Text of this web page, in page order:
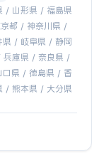
/ 山形県 / 福島県
都 / 神奈川県 /
/ 岐阜県 / 静岡
兵庫県 / 奈良県 /
県 / 徳島県 / 香
/ 熊本県 / 大分県